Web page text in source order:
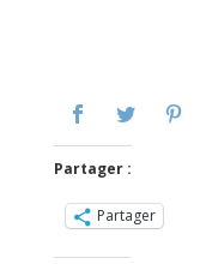
Partager :
Partager